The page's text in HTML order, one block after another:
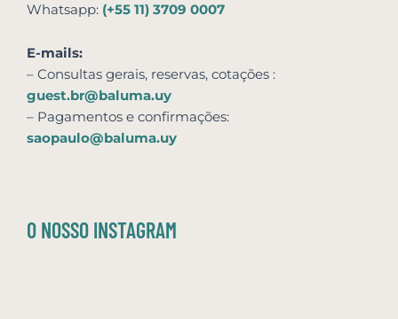
Whatsapp: (+55 11) 3709 0007
E-mails:
– Consultas gerais, reservas, cotações :
guest.br@baluma.uy
– Pagamentos e confirmações:
saopaulo@baluma.uy
O NOSSO INSTAGRAM